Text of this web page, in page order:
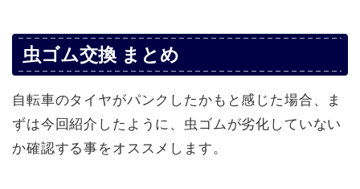
虫ゴム交換 まとめ
自転車のタイヤがパンクしたかもと感じた場合、ま
ずは今回紹介したように、虫ゴムが劣化していない
か確認する事をオススメします。